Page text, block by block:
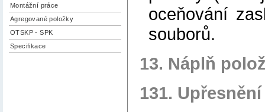
Montážní práce
Agregované položky
OTSKP - SPK
Specifikace
oceňování
souborů.
13. Náplň
131.